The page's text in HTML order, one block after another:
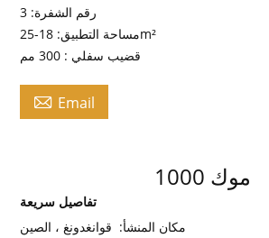
رقم الشفرة: 3
مساحة التطبيق: 18-25m²
قضيب سفلي : 300 مم
 Email
موك 1000
تفاصيل سريعة
مكان المنشأ: قوانغدونغ ، الصين